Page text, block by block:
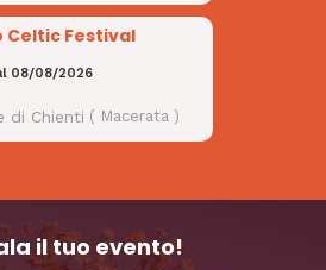
Celtic Festival
08/08/2026
di Chienti ( Macerata)
il tuo evento!